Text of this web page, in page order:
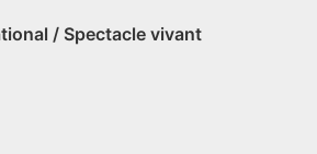
/ Spectacle vivant